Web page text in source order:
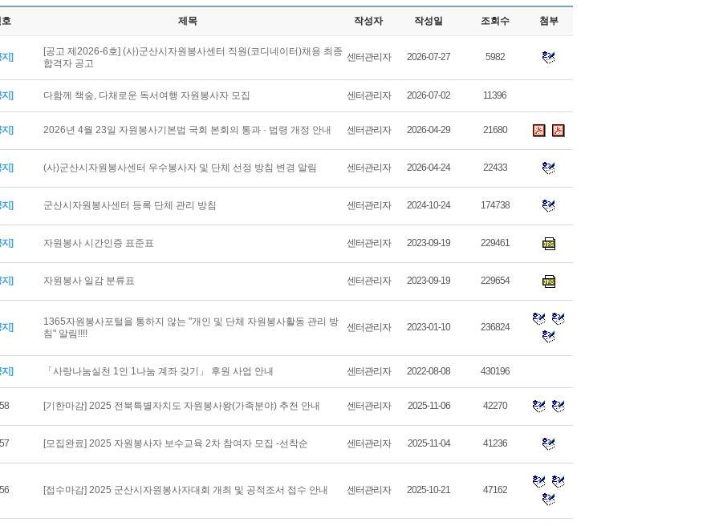
호 제목 작성자 작성일 조회수 첨부
지]
[공고 제2026-6호] (사)군산시자원봉사센터 직원(코디네이터)채용 최종
합격자 공고
센터관리자 2026-07-27 5982
지] 다함께 책숲, 다채로운 독서여행 자원봉사자 모집 센터관리자 2026-07-02 11396
지] 2026년 4월 23일 자원봉사기본법 국회 본회의 통과 · 법령 개정 안내 센터관리자 2026-04-29 21680
지] (사)군산시자원봉사센터 우수봉사자 및 단체 선정 방침 변경 알림 센터관리자 2026-04-24 22433
지] 군산시자원봉사센터 등록 단체 관리 방침 센터관리자 2024-10-24 174738
지] 자원봉사 시간인증 표준표 센터관리자 2023-09-19 229461
지] 자원봉사 일감 분류표 센터관리자 2023-09-19 229654
지]
1365자원봉사포털을 통하지 않는 "개인 및 단체 자원봉사활동 관리 방
침" 알림!!!!
센터관리자 2023-01-10 236824
지] 「사랑나눔실천 1인 1나눔 계좌 갖기」 후원 사업 안내 센터관리자 2022-08-08 430196
[기한마감] 2025 전북특별자치도 자원봉사왕(가족분야) 추천 안내 센터관리자 2025-11-06 42270
[모집완료] 2025 자원봉사자 보수교육 2차 참여자 모집 -선착순 센터관리자 2025-11-04 41236
[접수마감] 2025 군산시자원봉사자대회 개최 및 공적조서 접수 안내 센터관리자 2025-10-21 47162